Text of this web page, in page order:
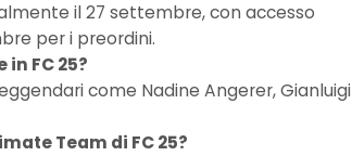
il 27 settembre, con accesso
per i preordini.
FC 25?
come Nadine Angerer, Gianluigi
Team di FC 25?